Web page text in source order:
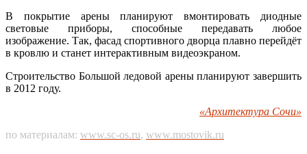
В покрытие арены планируют вмонтировать диодные
световые приборы, способные передавать любое
изображение. Так, фасад спортивного дворца плавно перейдёт
в кровлю и станет интерактивным видеоэкраном.
Строительство Большой ледовой арены планируют завершить
в 2012 году.
«Архитектура Сочи»
по материалам: www.sc-os.ru, www.mostovik.ru